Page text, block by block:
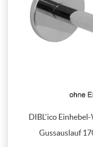
DIBL'ico
Gussauslauf